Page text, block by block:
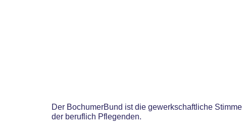
Der BochumerBund ist die gewerkschaftliche Stimme
der beruflich Pflegenden.